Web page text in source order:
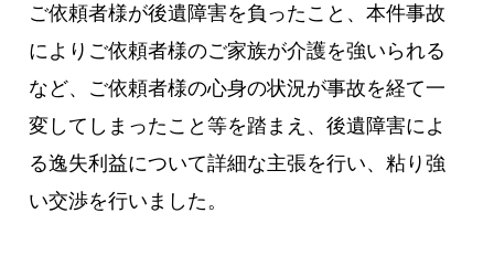
ご依頼者様が後遺障害を負ったこと、本件事故
によりご依頼者様のご家族が介護を強いられる
など、ご依頼者様の心身の状況が事故を経て一
変してしまったこと等を踏まえ、後遺障害によ
る逸失利益について詳細な主張を行い、粘り強
い交渉を行いました。